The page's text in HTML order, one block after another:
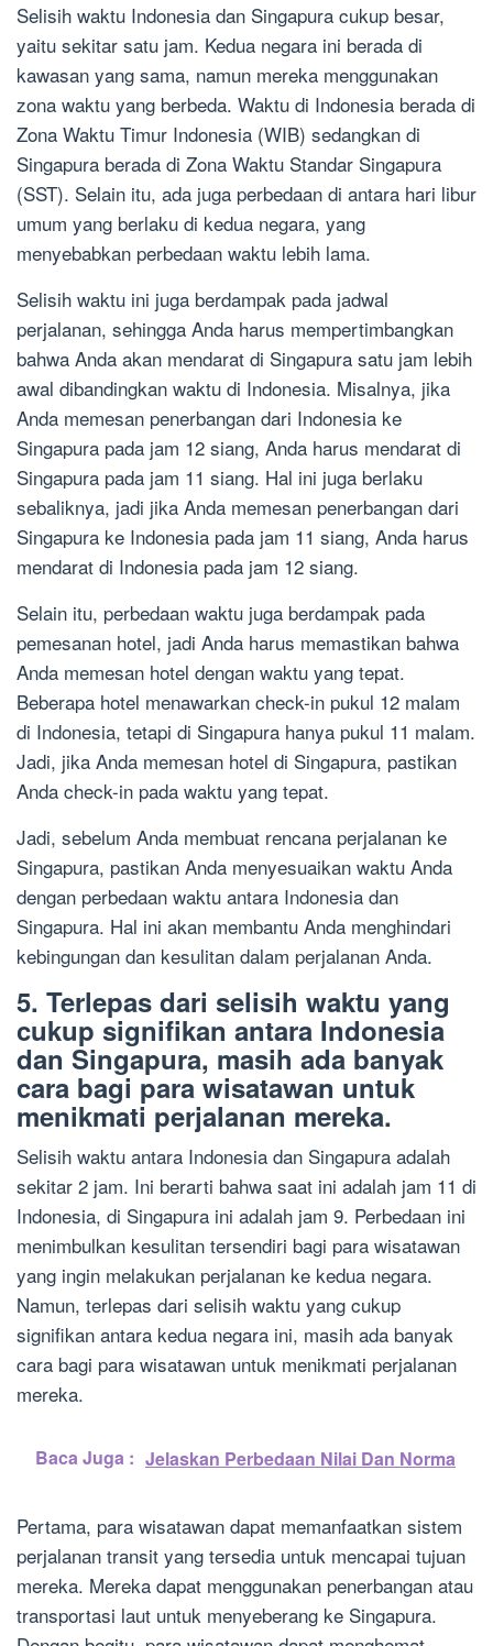
Selisih waktu Indonesia dan Singapura cukup besar,
yaitu sekitar satu jam. Kedua negara ini berada di
kawasan yang sama, namun mereka menggunakan
zona waktu yang berbeda. Waktu di Indonesia berada di
Zona Waktu Timur Indonesia (WIB) sedangkan di
Singapura berada di Zona Waktu Standar Singapura
(SST). Selain itu, ada juga perbedaan di antara hari libur
umum yang berlaku di kedua negara, yang
menyebabkan perbedaan waktu lebih lama.
Selisih waktu ini juga berdampak pada jadwal
perjalanan, sehingga Anda harus mempertimbangkan
bahwa Anda akan mendarat di Singapura satu jam lebih
awal dibandingkan waktu di Indonesia. Misalnya, jika
Anda memesan penerbangan dari Indonesia ke
Singapura pada jam 12 siang, Anda harus mendarat di
Singapura pada jam 11 siang. Hal ini juga berlaku
sebaliknya, jadi jika Anda memesan penerbangan dari
Singapura ke Indonesia pada jam 11 siang, Anda harus
mendarat di Indonesia pada jam 12 siang.
Selain itu, perbedaan waktu juga berdampak pada
pemesanan hotel, jadi Anda harus memastikan bahwa
Anda memesan hotel dengan waktu yang tepat.
Beberapa hotel menawarkan check-in pukul 12 malam
di Indonesia, tetapi di Singapura hanya pukul 11 malam.
Jadi, jika Anda memesan hotel di Singapura, pastikan
Anda check-in pada waktu yang tepat.
Jadi, sebelum Anda membuat rencana perjalanan ke
Singapura, pastikan Anda menyesuaikan waktu Anda
dengan perbedaan waktu antara Indonesia dan
Singapura. Hal ini akan membantu Anda menghindari
kebingungan dan kesulitan dalam perjalanan Anda.
5. Terlepas dari selisih waktu yang
cukup signifikan antara Indonesia
dan Singapura, masih ada banyak
cara bagi para wisatawan untuk
menikmati perjalanan mereka.
Selisih waktu antara Indonesia dan Singapura adalah
sekitar 2 jam. Ini berarti bahwa saat ini adalah jam 11 di
Indonesia, di Singapura ini adalah jam 9. Perbedaan ini
menimbulkan kesulitan tersendiri bagi para wisatawan
yang ingin melakukan perjalanan ke kedua negara.
Namun, terlepas dari selisih waktu yang cukup
signifikan antara kedua negara ini, masih ada banyak
cara bagi para wisatawan untuk menikmati perjalanan
mereka.
Baca Juga : Jelaskan Perbedaan Nilai Dan Norma
Pertama, para wisatawan dapat memanfaatkan sistem
perjalanan transit yang tersedia untuk mencapai tujuan
mereka. Mereka dapat menggunakan penerbangan atau
transportasi laut untuk menyeberang ke Singapura.